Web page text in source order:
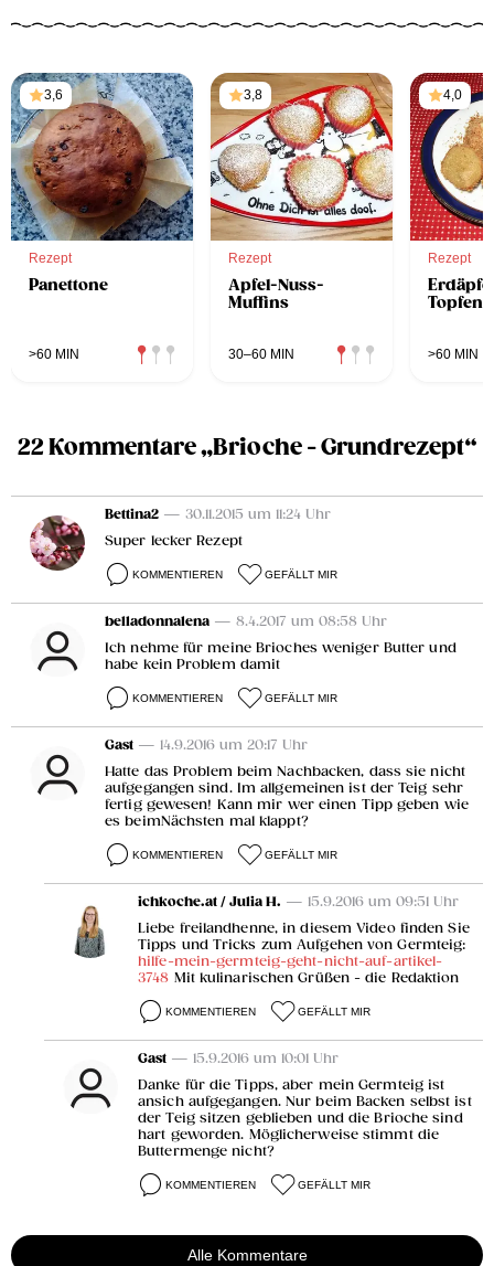
3,6
Rezept
Panettone
>60 MIN
3,8
Rezept
Apfel-Nuss-
Muffins
30–60 MIN
4,0
Rezept
>60 MIN
22 Kommentare „Brioche - Grundrezept“
Bettina2 — 30.11.2015 um 11:24 Uhr
Super lecker Rezept
KOMMENTIEREN GEFÄLLT MIR
belladonnalena — 8.4.2017 um 08:58 Uhr
Ich nehme für meine Brioches weniger Butter und
habe kein Problem damit
KOMMENTIEREN GEFÄLLT MIR
Gast — 14.9.2016 um 20:17 Uhr
Hatte das Problem beim Nachbacken, dass sie nicht
aufgegangen sind. Im allgemeinen ist der Teig sehr
fertig gewesen! Kann mir wer einen Tipp geben wie
es beimNächsten mal klappt?
KOMMENTIEREN GEFÄLLT MIR
ichkoche.at / Julia H. — 15.9.2016 um 09:51 Uhr
Liebe freilandhenne, in diesem Video finden Sie
Tipps und Tricks zum Aufgehen von Germteig:
hilfe-mein-germteig-geht-nicht-auf-artikel-
3748 Mit kulinarischen Grüßen - die Redaktion
KOMMENTIEREN GEFÄLLT MIR
Gast — 15.9.2016 um 10:01 Uhr
Danke für die Tipps, aber mein Germteig ist
ansich aufgegangen. Nur beim Backen selbst ist
der Teig sitzen geblieben und die Brioche sind
hart geworden. Möglicherweise stimmt die
Buttermenge nicht?
KOMMENTIEREN GEFÄLLT MIR
Alle Kommentare